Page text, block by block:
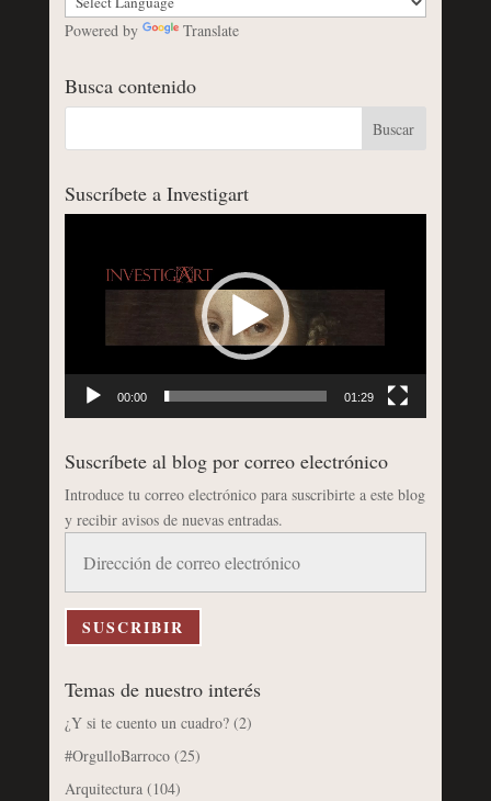
Powered by Translate
Busca contenido
Suscríbete a Investigart
00:00 01:29
Suscríbete al blog por correo electrónico
Introduce tu correo electrónico para suscribirte a este blog
y recibir avisos de nuevas entradas.
correo
electrónico
SUSCRIBIR
Temas de nuestro interés
¿Y si te cuento un cuadro?(2)
#OrgulloBarroco(25)
Arquitectura(104)